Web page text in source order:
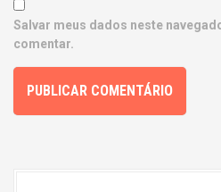
Salvar meus dados neste
comentar.